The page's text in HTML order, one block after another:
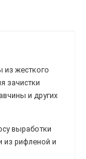
из жесткого
зачистки
и других
выработки
из рифленой и